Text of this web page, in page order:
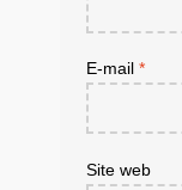
E-mail *
Site web